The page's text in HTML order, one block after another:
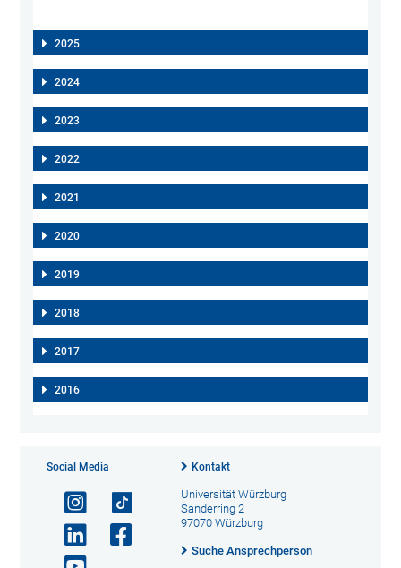
2025
2024
2023
2022
2021
2020
2019
2018
2017
2016
Social Media Kontakt
Universität Würzburg
Sanderring 2
97070 Würzburg
Suche Ansprechperson